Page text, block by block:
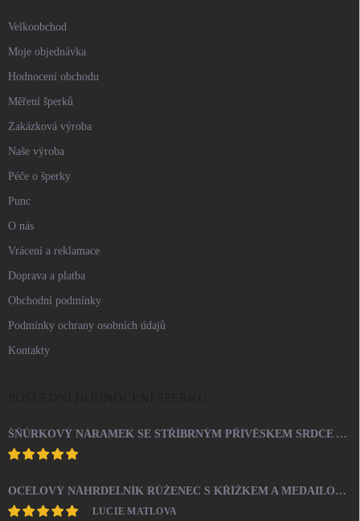
Velkoobchod
Moje objednávka
Hodnocení obchodu
Měření šperků
Zakázková výroba
Naše výroba
Péče o šperky
Punc
O nás
Vrácení a reklamace
Doprava a platba
Obchodní podmínky
Podmínky ochrany osobních údajů
Kontakty
ŠŇŮRKOVÝ NÁRAMEK SE STŘÍBRNÝM PŘÍVĚSKEM SRDCE A KRYSTALY SWAROVSKI CRYSTAL (STŘÍBRO 925/1000)
OCELOVÝ NÁHRDELNÍK RŮŽENEC S KŘÍŽKEM A MEDAILONEM
LUCIE MATLOVA